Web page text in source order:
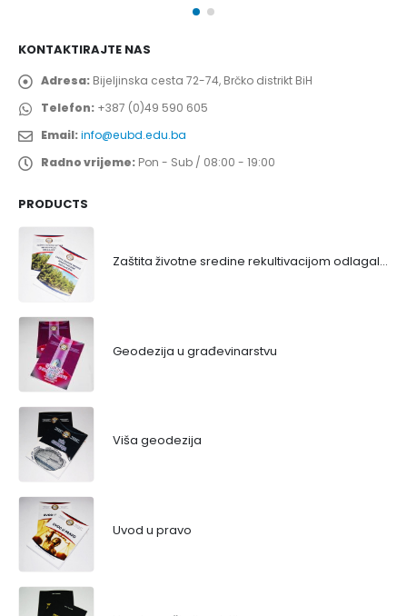
KONTAKTIRAJTE NAS
Adresa: Bijeljinska cesta 72-74, Brčko distrikt BiH
Telefon: +387 (0)49 590 605
Email:info@eubd.edu.ba
Radno vrijeme: Pon - Sub / 08:00 - 19:00
PRODUCTS
Zaštita životne sredine rekultivacijom odlagališta
Geodezija u građevinarstvu
Viša geodezija
Uvod u pravo